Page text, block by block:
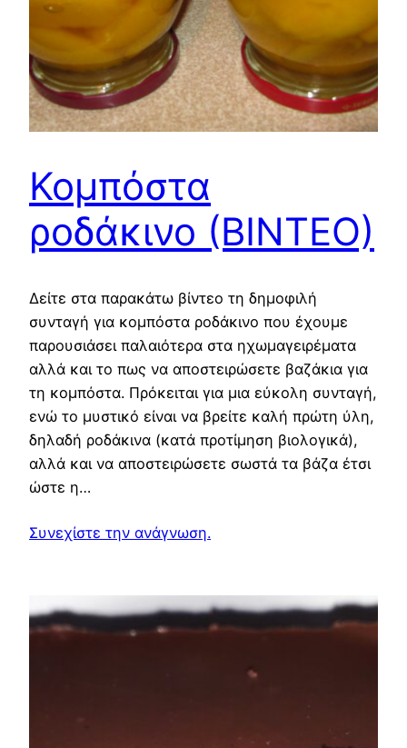
Κομπόστα
ροδάκινο (ΒΙΝΤΕΟ)
Δείτε στα παρακάτω βίντεο τη δημοφιλή
συνταγή για κομπόστα ροδάκινο που έχουμε
παρουσιάσει παλαιότερα στα ηχωμαγειρέματα
αλλά και το πως να αποστειρώσετε βαζάκια για
τη κομπόστα. Πρόκειται για μια εύκολη συνταγή,
ενώ το μυστικό είναι να βρείτε καλή πρώτη ύλη,
δηλαδή ροδάκινα (κατά προτίμηση βιολογικά),
αλλά και να αποστειρώσετε σωστά τα βάζα έτσι
ώστε η…
Συνεχίστε την ανάγνωση.